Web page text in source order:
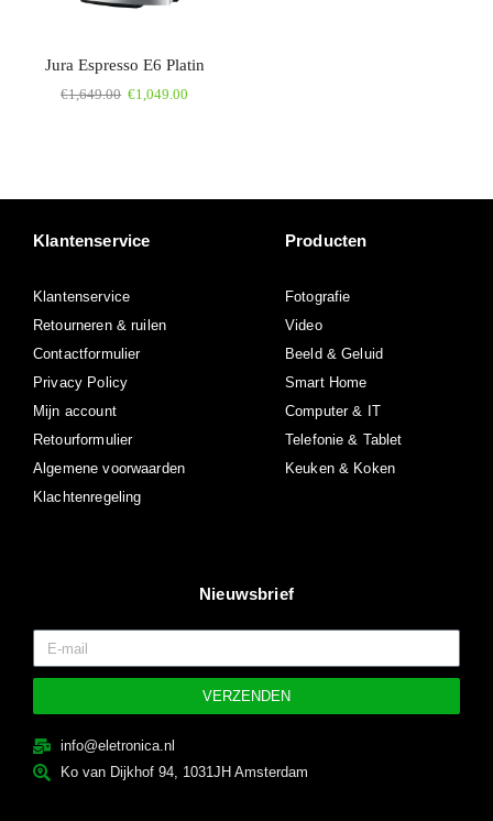
Jura Espresso E6 Platin
€1,649.00 €1,049.00
Klantenservice
Klantenservice
Retourneren & ruilen
Contactformulier
Privacy Policy
Mijn account
Retourformulier
Algemene voorwaarden
Klachtenregeling
Producten
Fotografie
Video
Beeld & Geluid
Smart Home
Computer & IT
Telefonie & Tablet
Keuken & Koken
Nieuwsbrief
VERZENDEN
info@eletronica.nl
Ko van Dijkhof 94, 1031JH Amsterdam